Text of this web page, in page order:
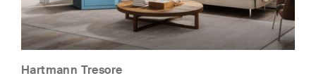
Hartmann Tresore